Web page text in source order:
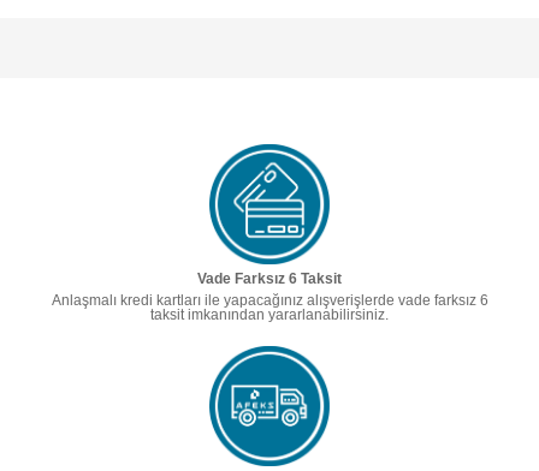
Vade Farksız 6 Taksit
Anlaşmalı kredi kartları ile yapacağınız alışverişlerde vade farksız 6
taksit imkanından yararlanabilirsiniz.